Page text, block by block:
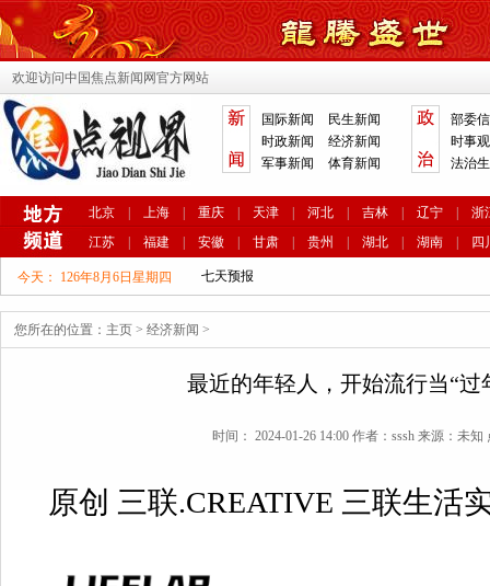
欢迎访问中国焦点新闻网官方网站
国际新闻
民生新闻
时政新闻
经济新闻
军事新闻
体育新闻
部委
时事
法治
北京 上海 重庆 天津 河北 吉林 辽宁
浙
江苏
福建 安徽 甘肃 贵州 湖北 湖南 四
今天： 126年8月6日星期四
您所在的位置： 主页 > 经济新闻 >
最近的年轻人，开始流行当“过
时间： 2024-01-26 14:00 作者：sssh 来源：未
原创 三联.CREATIVE 三联生活